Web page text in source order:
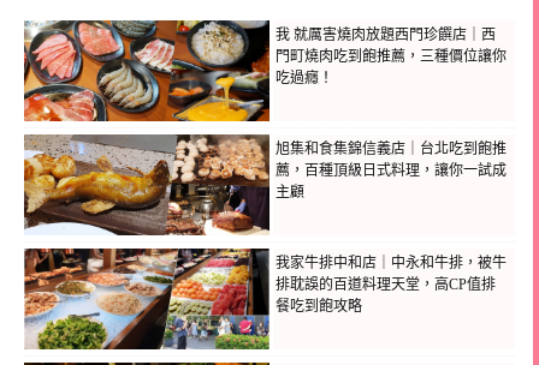
我 就厲害燒肉放題西門珍饌店｜西
門町燒肉吃到飽推薦，三種價位讓你
吃過癮！
旭集和食集錦信義店｜台北吃到飽推
薦，百種頂級日式料理，讓你一試成
主顧
我家牛排中和店｜中永和牛排，被牛
排耽誤的百道料理天堂，高CP值排
餐吃到飽攻略